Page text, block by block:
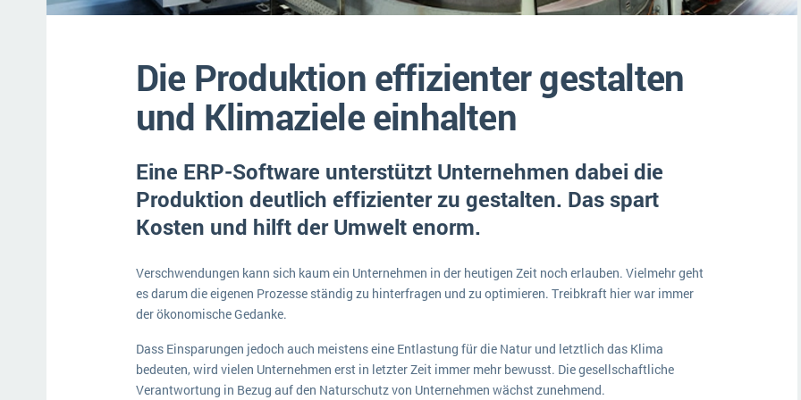
Funktionalitäten
Medien
Produktion
Vermietung
MEHR ÜBER ERP-SOFTWARE
Die Produktion effizienter gestalten
und Klimaziele einhalten
Eine ERP-Software unterstützt Unternehmen dabei die
Produktion deutlich effizienter zu gestalten. Das spart
Kosten und hilft der Umwelt enorm.
Verschwendungen kann sich kaum ein Unternehmen in der heutigen Zeit noch erlauben. Vielmehr geht
es darum die eigenen Prozesse ständig zu hinterfragen und zu optimieren. Treibkraft hier war immer
der ökonomische Gedanke.
Dass Einsparungen jedoch auch meistens eine Entlastung für die Natur und letztlich das Klima
bedeuten, wird vielen Unternehmen erst in letzter Zeit immer mehr bewusst. Die gesellschaftliche
Verantwortung in Bezug auf den Naturschutz von Unternehmen wächst zunehmend.